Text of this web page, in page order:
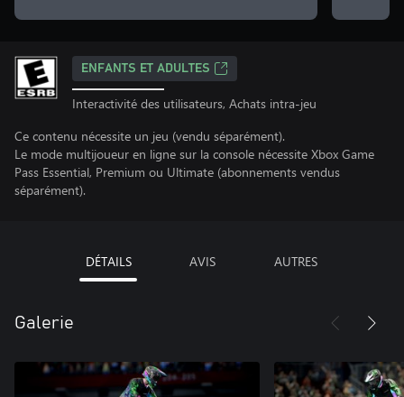
ENFANTS ET ADULTES
Interactivité des utilisateurs, Achats intra-jeu
Ce contenu nécessite un jeu (vendu séparément).
Le mode multijoueur en ligne sur la console nécessite Xbox Game
Pass Essential, Premium ou Ultimate (abonnements vendus
séparément).
DÉTAILS AVIS AUTRES
Galerie